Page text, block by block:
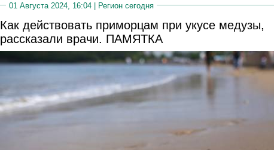
01 Августа 2024, 16:04 | Регион сегодня
Как действовать приморцам при укусе медузы,
рассказали врачи. ПАМЯТКА